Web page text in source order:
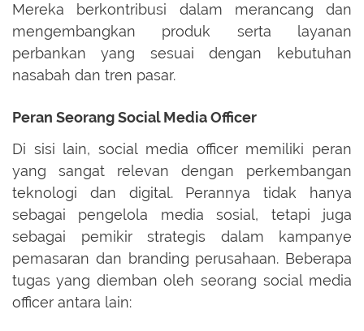
Mereka berkontribusi dalam merancang dan
mengembangkan produk serta layanan
perbankan yang sesuai dengan kebutuhan
nasabah dan tren pasar.
Peran Seorang Social Media Officer
Di sisi lain, social media officer memiliki peran
yang sangat relevan dengan perkembangan
teknologi dan digital. Perannya tidak hanya
sebagai pengelola media sosial, tetapi juga
sebagai pemikir strategis dalam kampanye
pemasaran dan branding perusahaan. Beberapa
tugas yang diemban oleh seorang social media
officer antara lain: